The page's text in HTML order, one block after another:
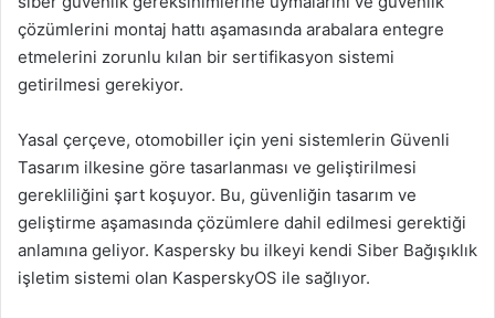
çözümlerini montaj hattı aşamasında arabalara entegre
etmelerini zorunlu kılan bir sertifikasyon sistemi
getirilmesi gerekiyor.
Yasal çerçeve, otomobiller için yeni sistemlerin Güvenli
Tasarım ilkesine göre tasarlanması ve geliştirilmesi
gerekliliğini şart koşuyor. Bu, güvenliğin tasarım ve
geliştirme aşamasında çözümlere dahil edilmesi gerektiği
anlamına geliyor. Kaspersky bu ilkeyi kendi Siber Bağışıklık
işletim sistemi olan KasperskyOS ile sağlıyor.